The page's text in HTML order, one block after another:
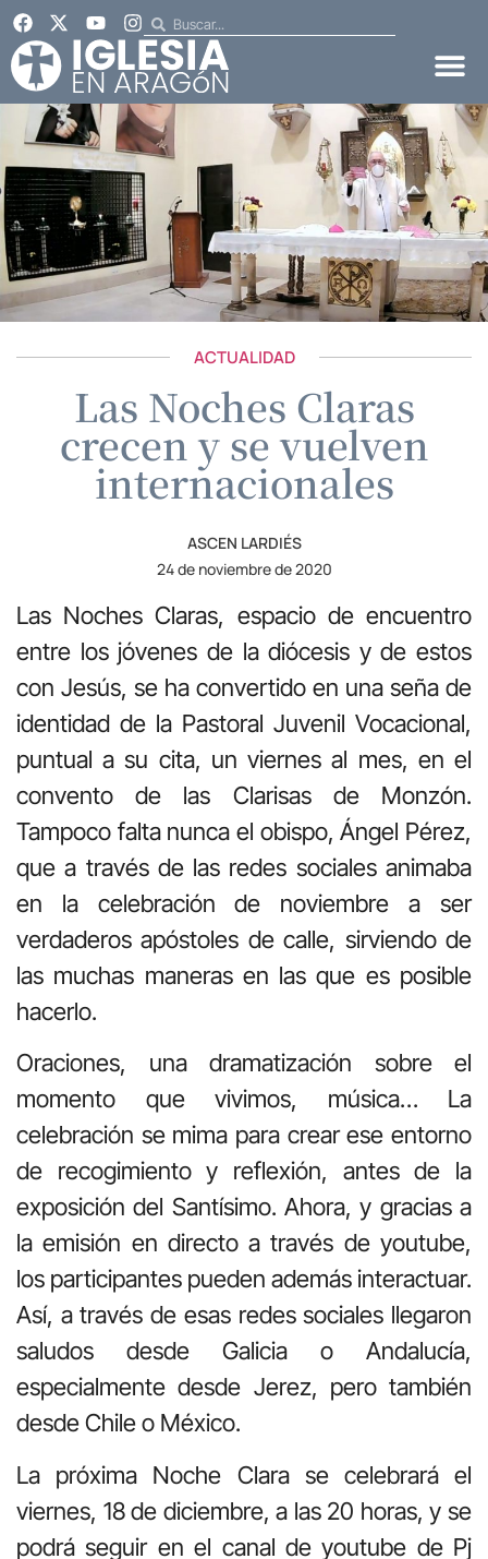
ACTUALIDAD
Las Noches Claras
crecen y se vuelven
internacionales
ASCEN LARDIÉS
24 de noviembre de 2020
Las Noches Claras, espacio de encuentro
entre los jóvenes de la diócesis y de estos
con Jesús, se ha convertido en una seña de
identidad de la Pastoral Juvenil Vocacional,
puntual a su cita, un viernes al mes, en el
convento de las Clarisas de Monzón.
Tampoco falta nunca el obispo, Ángel Pérez,
que a través de las redes sociales animaba
en la celebración de noviembre a ser
verdaderos apóstoles de calle, sirviendo de
las muchas maneras en las que es posible
hacerlo.
Oraciones, una dramatización sobre el
momento que vivimos, música… La
celebración se mima para crear ese entorno
de recogimiento y reflexión, antes de la
exposición del Santísimo. Ahora, y gracias a
la emisión en directo a través de youtube,
los participantes pueden además interactuar.
Así, a través de esas redes sociales llegaron
saludos desde Galicia o Andalucía,
especialmente desde Jerez, pero también
desde Chile o México.
La próxima Noche Clara se celebrará el
viernes, 18 de diciembre, a las 20 horas, y se
podrá seguir en el canal de youtube de Pj